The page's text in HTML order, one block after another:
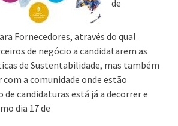
de
Fornecedores, através do qual
de negócio a candidatarem as
de Sustentabilidade, mas também
a comunidade onde estão
de candidaturas está já a decorrer e
dia 17 de